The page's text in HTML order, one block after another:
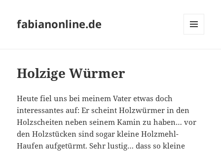
fabianonline.de
Holzige Würmer
Heute fiel uns bei meinem Vater etwas doch
interessantes auf: Er scheint Holzwürmer in den
Holzscheiten neben seinem Kamin zu haben… vor
den Holzstücken sind sogar kleine Holzmehl-
Haufen aufgetürmt. Sehr lustig… dass so kleine